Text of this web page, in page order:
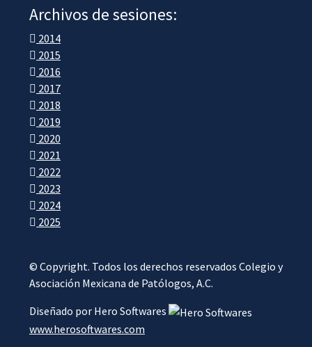
Archivos de sesiones:
2014
2015
2016
2017
2018
2019
2020
2021
2022
2023
2024
2025
© Copyright. Todos los derechos reservados Colegio y
Asociación Mexicana de Patólogos, A.C.
Diseñado por Hero Softwares
www.herosoftwares.com